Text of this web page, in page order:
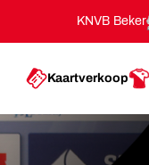
KNVB Beker
Kaartverkoop